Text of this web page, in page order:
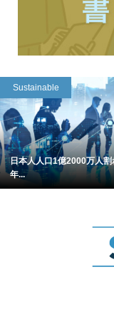
Sustainable
日本人人口1億2000万人
年...